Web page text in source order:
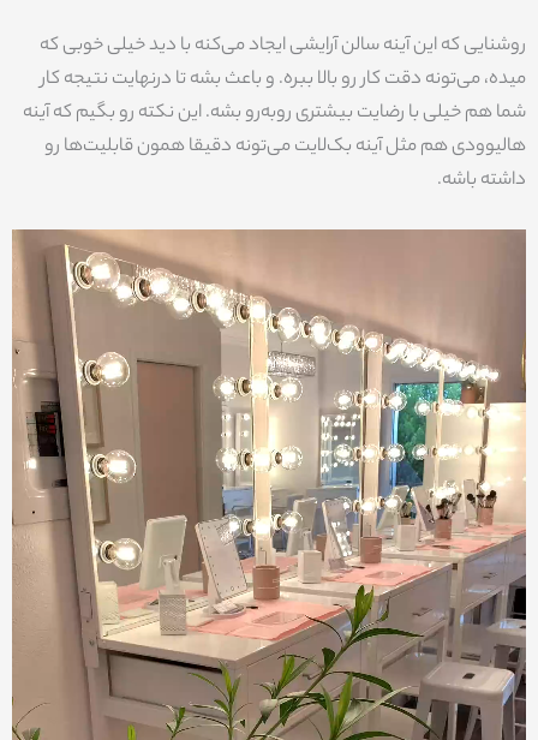
روشنایی که این آینه سالن آرایشی ایجاد می‌کنه با دید خیلی خوبی که
میده، می‌تونه دقت کار رو بالا ببره. و باعث بشه تا درنهایت نتیجه کار
شما هم خیلی با رضایت بیشتری روبه‌رو بشه. این نکته رو بگیم که آینه
هالیوودی هم مثل آینه بک‌لایت می‌تونه دقیقا همون قابلیت‌ها رو
داشته باشه.